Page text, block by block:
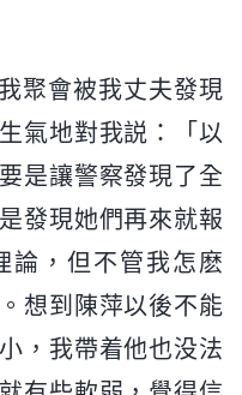
聚會被我丈夫發現
氣地對我説：「以
是讓警察發現了全
發現她們再來就報
論，但不管我怎麽
想到陳萍以後不能
，我帶着他也没法